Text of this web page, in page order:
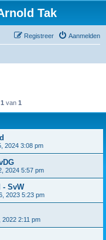
Tak
Aanmelden
Registreer
1 van 1
2024 3:08 pm
2024 5:57 pm
- SvW
2023 5:23 pm
2022 2:11 pm